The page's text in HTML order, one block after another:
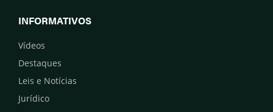
INFORMATIVOS
Vídeos
Destaques
Leis e Notícias
Jurídico